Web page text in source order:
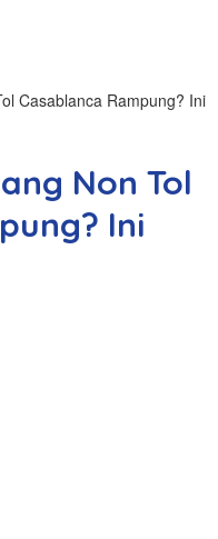
Casablanca Rampung? Ini
Non Tol
Ini